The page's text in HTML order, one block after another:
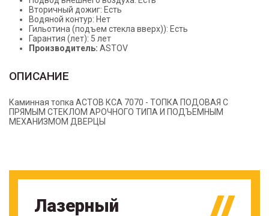
Вторичный дожиг: Есть
Водяной контур: Нет
Гильотина (подъем стекла вверх)): Есть
Гарантия (лет): 5 лет
Производитель: ASTOV
ОПИСАНИЕ
Каминная топка АСТОВ КСА 7070 - ТОПКА ПОДОВАЯ С
ПРЯМЫМ СТЕКЛОМ АРОЧНОГО ТИПА И ПОДЪЕМНЫМ
МЕХАНИЗМОМ ДВЕРЦЫ
Лазерный